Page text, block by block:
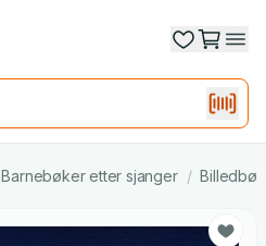
Barnebøker etter sjanger /